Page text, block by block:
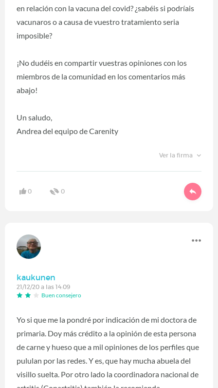
en relación con la vacuna del covid? ¿sabéis si podríais
vacunaros o a causa de vuestro tratamiento seria
imposible?
¡No dudéis en compartir vuestras opiniones con los
miembros de la comunidad en los comentarios más
abajo!
Un saludo,
Andrea del equipo de Carenity
Ver la firma
0 0
kaukunen
21/12/20 a las 14:09
Buen consejero
Yo si que me la pondré por indicación de mi doctora de
primaria. Doy más crédito a la opinión de esta persona
de carne y hueso que a mil opiniones de los perfiles que
pululan por las redes. Y es, que hay mucha abuela del
visillo suelta. Por otro lado la coordinadora nacional de